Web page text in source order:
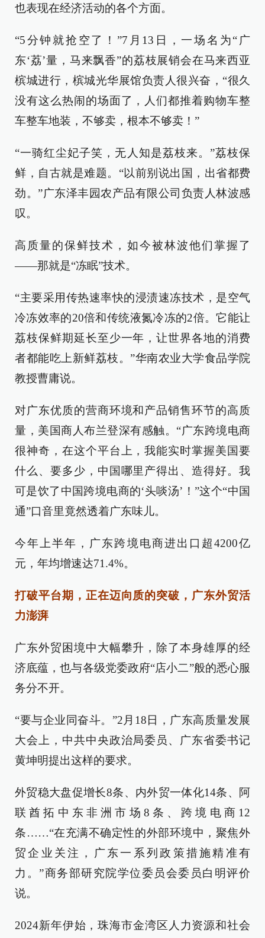
也表现在经济活动的各个方面。
“5分钟就抢空了！”7月13日，一场名为“广
东‘荔’量，马来飘香”的荔枝展销会在马来西亚
槟城进行，槟城光华展馆负责人很兴奋，“很久
没有这么热闹的场面了，人们都推着购物车整
车整车地装，不够卖，根本不够卖！”
“一骑红尘妃子笑，无人知是荔枝来。”荔枝保
鲜，自古就是难题。“以前别说出国，出省都费
劲。”广东泽丰园农产品有限公司负责人林波感
叹。
高质量的保鲜技术，如今被林波他们掌握了
——那就是“冻眠”技术。
“主要采用传热速率快的浸渍速冻技术，是空气
冷冻效率的20倍和传统液氮冷冻的2倍。它能让
荔枝保鲜期延长至少一年，让世界各地的消费
者都能吃上新鲜荔枝。”华南农业大学食品学院
教授曹庸说。
对广东优质的营商环境和产品销售环节的高质
量，美国商人布兰登深有感触。“广东跨境电商
很神奇，在这个平台上，我能实时掌握美国要
什么、要多少，中国哪里产得出、造得好。我
可是饮了中国跨境电商的‘头啖汤’！”这个“中国
通”口音里竟然透着广东味儿。
今年上半年，广东跨境电商进出口超4200亿
元，年均增速达71.4%。
打破平台期，正在迈向质的突破，广东外贸活
力澎湃
广东外贸困境中大幅攀升，除了本身雄厚的经
济底蕴，也与各级党委政府“店小二”般的悉心服
务分不开。
“要与企业同奋斗。”2月18日，广东高质量发展
大会上，中共中央政治局委员、广东省委书记
黄坤明提出这样的要求。
外贸稳大盘促增长8条、内外贸一体化14条、阿
联酋拓中东非洲市场8条、跨境电商12
条……“在充满不确定性的外部环境中，聚焦外
贸企业关注，广东一系列政策措施精准有
力。”商务部研究院学位委员会委员白明评价
说。
2024新年伊始，珠海市金湾区人力资源和社会